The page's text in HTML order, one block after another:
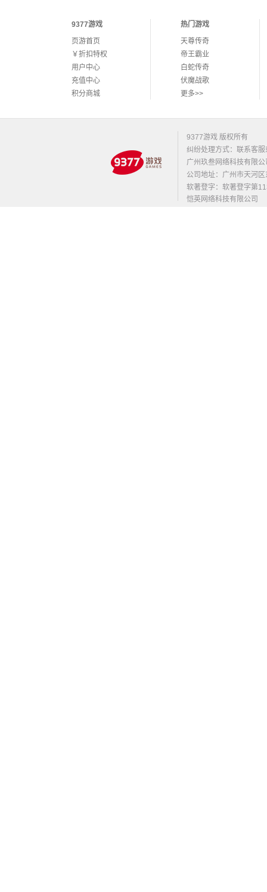
9377游戏
页游首页
￥折扣特权
用户中心
充值中心
积分商城
热门游戏
天尊传奇
帝王霸业
白蛇传奇
伏魔战歌
更多>>
9377游戏 版权所有
纠纷处理方式：联系客服
广州玖叁网络科技有限
公司地址：广州市天河
软著登字：软著登字第
恺英网络科技有限公司